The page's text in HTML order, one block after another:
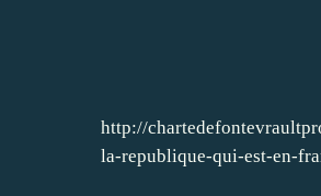
http://
la-republique-qui-est-en-